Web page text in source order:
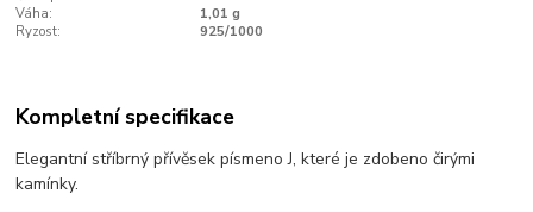
Váha:
1,01 g
Ryzost:
925/1000
Kompletní specifikace
Elegantní stříbrný přívěsek písmeno J, které je zdobeno čirými
kamínky.